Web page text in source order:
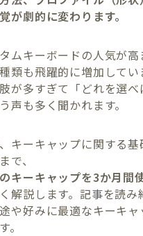
が劇的に変わります。
ムキーボードの人気が高
類も飛躍的に増加してい
が多すぎて「どれを選
声も多く聞かれます。
キーキャップに関する
で、
キーキャップを3か月間
解説します。記事を読み
や好みに最適なキーキ
。